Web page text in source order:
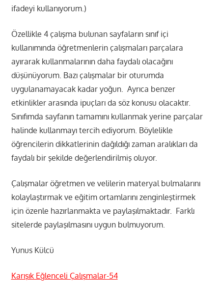
ifadeyi kullanıyorum.)
Özellikle 4 çalışma bulunan sayfaların sınıf içi
kullanımında öğretmenlerin çalışmaları parçalara
ayırarak kullanmalarının daha faydalı olacağını
düşünüyorum. Bazı çalışmalar bir oturumda
uygulanamayacak kadar yoğun. Ayrıca benzer
etkinlikler arasında ipuçları da söz konusu olacaktır.
Sınıfımda sayfanın tamamını kullanmak yerine parçalar
halinde kullanmayı tercih ediyorum. Böylelikle
öğrencilerin dikkatlerinin dağıldığı zaman aralıkları da
faydalı bir şekilde değerlendirilmiş oluyor.
Çalışmalar öğretmen ve velilerin materyal bulmalarını
kolaylaştırmak ve eğitim ortamlarını zenginleştirmek
için özenle hazırlanmakta ve paylaşılmaktadır. Farklı
sitelerde paylaşılmasını uygun bulmuyorum.
Yunus Külcü
Karışık Eğlenceli Çalışmalar-54